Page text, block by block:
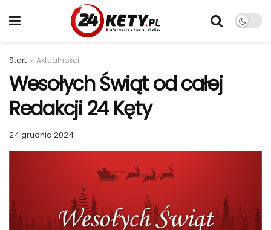
Start Aktualności
Wesołych Świąt od całej
Redakcji 24 Kęty
24 grudnia 2024